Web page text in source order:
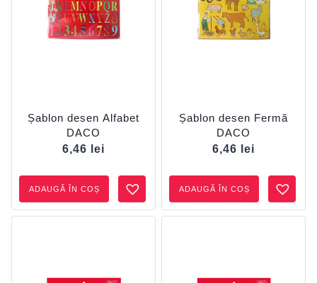
Șablon desen Alfabet
DACO
6,46
lei
ADAUGĂ ÎN COȘ
Șablon desen Fermă
DACO
6,46
lei
ADAUGĂ ÎN COȘ